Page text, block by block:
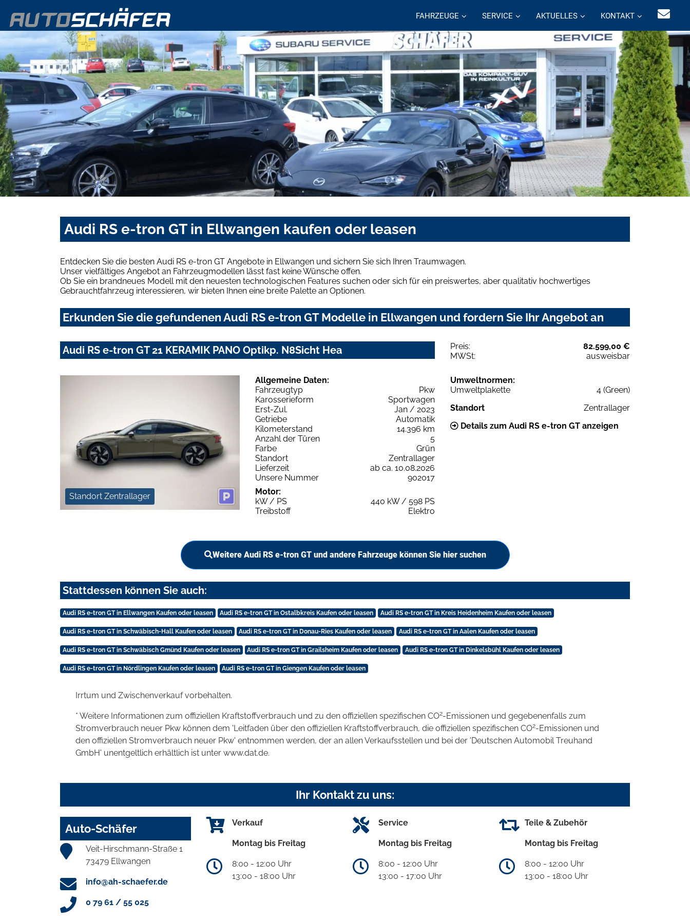
FAHRZEUGE SERVICE AKTUELLES KONTAKT
Audi RS e-tron GT in Ellwangen kaufen oder leasen
Entdecken Sie die besten Audi RS e-tron GT Angebote in Ellwangen und sichern Sie sich Ihren Traumwagen.
Unser vielfältiges Angebot an Fahrzeugmodellen lässt fast keine Wünsche offen.
Ob Sie ein brandneues Modell mit den neuesten technologischen Features suchen oder sich für ein preiswertes, aber qualitativ hochwertiges
Gebrauchtfahrzeug interessieren, wir bieten Ihnen eine breite Palette an Optionen.
Erkunden Sie die gefundenen Audi RS e-tron GT Modelle in Ellwangen und fordern Sie Ihr Angebot an
Audi RS e-tron GT 21 KERAMIK PANO Optikp. N8Sicht Hea Preis:
82.599,00 €
MWSt:
ausweisbar
Standort Zentrallager
Allgemeine Daten:
Fahrzeugtyp
Pkw
Karosserieform
Sportwagen
Erst-Zul.
Jan / 2023
Getriebe
Automatik
Kilometerstand
14.396 km
Anzahl der Türen
5
Farbe
Grün
Standort
Zentrallager
Lieferzeit
ab ca. 10.08.2026
Unsere Nummer
902017
Motor:
kW / PS
440 kW / 598 PS
Treibstoff
Elektro
Umweltnormen:
Umweltplakette
4 (Green)
Standort
Zentrallager
Details zum Audi RS e-tron GT anzeigen
Weitere Audi RS e-tron GT und andere Fahrzeuge können Sie hier suchen
Stattdessen können Sie auch:
Audi RS e-tron GT in Ellwangen Kaufen oder leasen Audi RS e-tron GT in Ostalbkreis Kaufen oder leasen Audi RS e-tron GT in Kreis Heidenheim Kaufen oder leasen
Audi RS e-tron GT in Schwäbisch-Hall Kaufen oder leasen Audi RS e-tron GT in Donau-Ries Kaufen oder leasen Audi RS e-tron GT in Aalen Kaufen oder leasen
Audi RS e-tron GT in Schwäbisch Gmünd Kaufen oder leasen Audi RS e-tron GT in Grailsheim Kaufen oder leasen Audi RS e-tron GT in Dinkelsbühl Kaufen oder leasen
Audi RS e-tron GT in Nördlingen Kaufen oder leasen Audi RS e-tron GT in Giengen Kaufen oder leasen
Irrtum und Zwischenverkauf vorbehalten.
* Weitere Informationen zum offiziellen Kraftstoffverbrauch und zu den offiziellen spezifischen CO2-Emissionen und gegebenenfalls zum
Stromverbrauch neuer Pkw können dem 'Leitfaden über den offiziellen Kraftstoffverbrauch, die offiziellen spezifischen CO2-Emissionen und
den offiziellen Stromverbrauch neuer Pkw' entnommen werden, der an allen Verkaufsstellen und bei der 'Deutschen Automobil Treuhand
GmbH' unentgeltlich erhältlich ist unter www.dat.de.
Ihr Kontakt zu uns:
Auto-Schäfer
Veit-Hirschmann-Straße 1
73479 Ellwangen
info@ah-schaefer.de
0 79 61 / 55 025
Verkauf
Montag bis Freitag
8:00 - 12:00 Uhr
13:00 - 18:00 Uhr
Service
Montag bis Freitag
8:00 - 12:00 Uhr
13:00 - 17:00 Uhr
Teile & Zubehör
Montag bis Freitag
8:00 - 12:00 Uhr
13:00 - 18:00 Uhr